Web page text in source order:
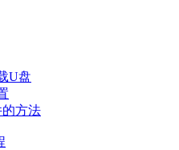
U盘
的方法